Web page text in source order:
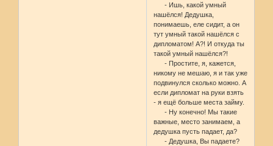
- Ишь, какой умный
нашёлся! Дедушка,
понимаешь, еле сидит, а он
тут умный такой нашёлся с
дипломатом! А?! И откуда ты
такой умный нашёлся?!
- Простите, я, кажется,
никому не мешаю, я и так уже
подвинулся сколько можно. А
если дипломат на руки взять
- я ещё больше места займу.
- Ну конечно! Мы такие
важные, место занимаем, а
дедушка пусть падает, да?
- Дедушка, Вы падаете?